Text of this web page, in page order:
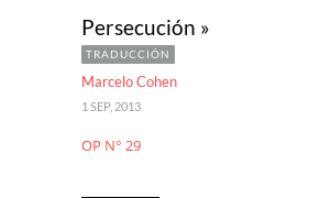
Persecución »
TRADUCCIÓN
Marcelo Cohen
1 SEP, 2013
OP N° 29